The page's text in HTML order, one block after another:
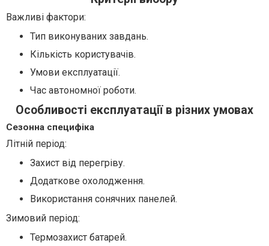
Важливі фактори:
Тип виконуваних завдань.
Кількість користувачів.
Умови експлуатації.
Час автономної роботи.
Особливості експлуатації в різних умовах
Сезонна специфіка
Літній період:
Захист від перегріву.
Додаткове охолодження.
Використання сонячних панелей.
Зимовий період:
Термозахист батарей.